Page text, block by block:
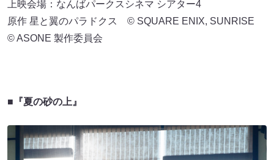
上映会場：なんばパークスシネマ シアター4
原作 星と翼のパラドクス © SQUARE ENIX, SUNRISE
© ASONE 製作委員会
■『夏の砂の上』